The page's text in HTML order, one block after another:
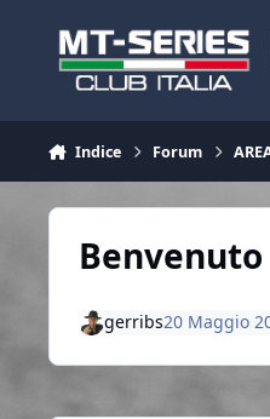
Indice Forum
gerribs20 Maggio